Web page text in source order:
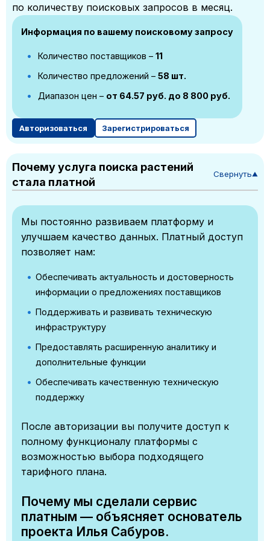
по количеству поисковых запросов в месяц.
Информация по вашему поисковому запросу
Количество поставщиков – 11
Количество предложений – 58 шт.
Диапазон цен – от 64.57 руб. до 8 800 руб.
Авторизоваться Зарегистрироваться
Почему услуга поиска растений
стала платной
Свернуть▼
Мы постоянно развиваем платформу и
улучшаем качество данных. Платный доступ
позволяет нам:
Обеспечивать актуальность и достоверность
информации о предложениях поставщиков
Поддерживать и развивать техническую
инфраструктуру
Предоставлять расширенную аналитику и
дополнительные функции
Обеспечивать качественную техническую
поддержку
После авторизации вы получите доступ к
полному функционалу платформы с
возможностью выбора подходящего
тарифного плана.
Почему мы сделали сервис
платным — объясняет основатель
проекта Илья Сабуров.